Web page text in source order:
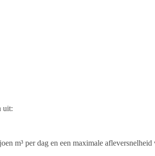
uit:
m³ per dag en een maximale afleversnelheid